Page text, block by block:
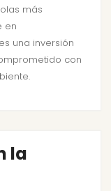
más
en
una inversión
con
la